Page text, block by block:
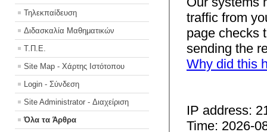
Τηλεκπαίδευση
Διδασκαλία Μαθηματικών
Τ.Π.Ε.
Site Map - Χάρτης Ιστότοπου
Login - Σύνδεση
Site Administrator - Διαχείριση
Όλα τα Άρθρα